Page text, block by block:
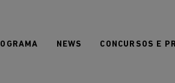
NEWS CONCURSOS E